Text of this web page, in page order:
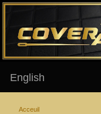
English
Acceuil